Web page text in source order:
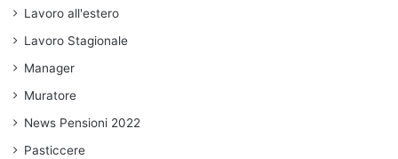
Lavoro all'estero
Lavoro Stagionale
Manager
Muratore
News Pensioni 2022
Pasticcere